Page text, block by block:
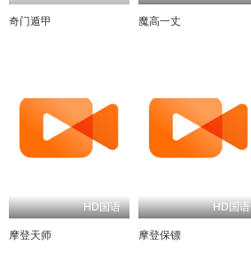
奇门遁甲 魔高一丈
HD国语
摩登天师
HD国语
摩登保镖